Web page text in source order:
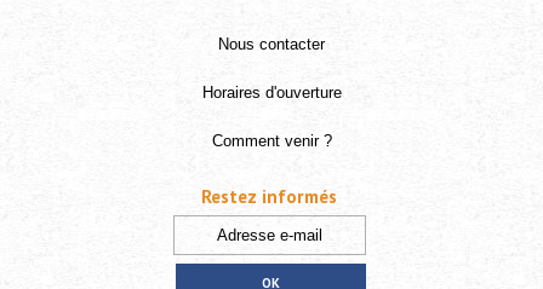
Nous contacter
Horaires d'ouverture
Comment venir ?
Restez informés